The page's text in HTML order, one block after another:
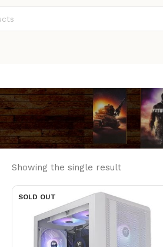
Showing the single result
SOLD OUT